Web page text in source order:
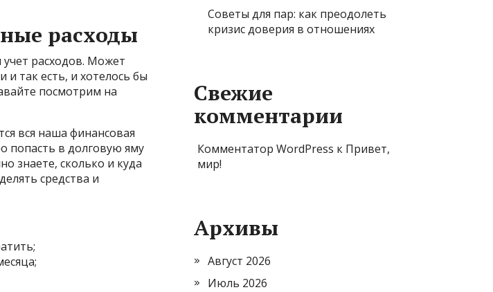
расходы
расходов. Может
и так есть, и хотелось бы
посмотрим на
вся наша финансовая
попасть в долговую яму
знаете, сколько и куда
средства и
Советы для пар: как преодолеть
кризис доверия в отношениях
Свежие
комментарии
Комментатор WordPress к Привет,
мир!
Архивы
Август 2026
Июль 2026